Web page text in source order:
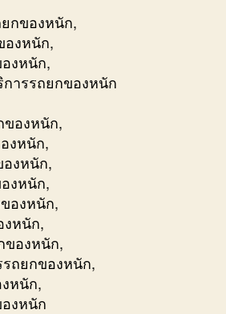
กของหนัก,
องหนัก,
งหนัก,
ารรถยกของหนัก
ของหนัก,
งหนัก,
งหนัก,
งหนัก,
องหนัก,
งหนัก,
ของหนัก,
ถยกของหนัก,
หนัก,
งหนัก